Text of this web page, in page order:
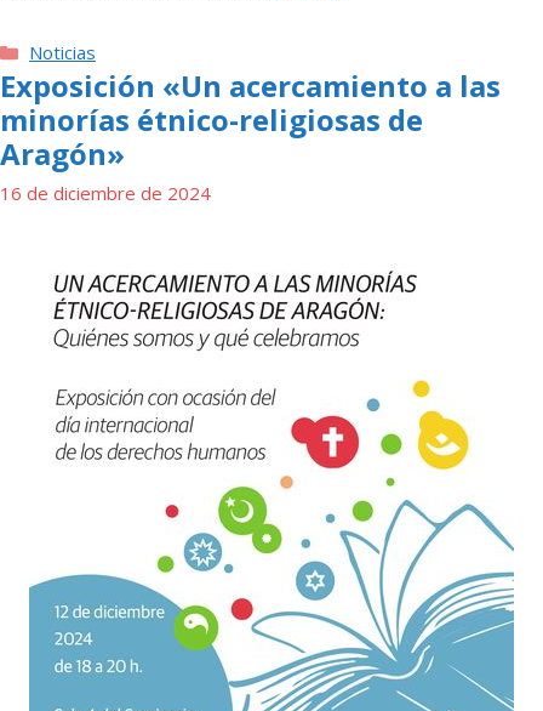
Categorías
Noticias
Exposición «Un acercamiento a las
minorías étnico-religiosas de
Aragón»
16 de diciembre de 2024